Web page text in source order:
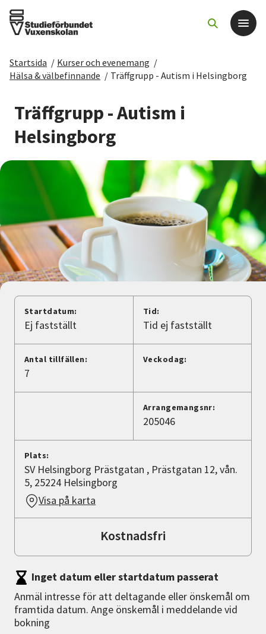
Det här gör vi
För dig som
Sök kurser och evenemang
Om SV
Starta studiecirkel
Cirkelledare
Nyheter
Avdelningar
Lyssna
Startsida / Kurser och evenemang /
Hälsa & välbefinnande / Träffgrupp - Autism i Helsingborg
Träffgrupp - Autism i
Helsingborg
Startdatum:
Ej fastställt
Tid:
Tid ej fastställt
Antal tillfällen:
7
Veckodag:
Arrangemangsnr:
205046
Plats:
SV Helsingborg Prästgatan , Prästgatan 12, vån.
5, 25224 Helsingborg
Visa på karta
Kostnadsfri
Inget datum eller startdatum passerat
Anmäl intresse för att deltagande eller önskemål om
framtida datum. Ange önskemål i meddelande vid
bokning